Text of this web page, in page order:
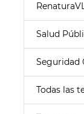
Salud
Seguridad
Todas las